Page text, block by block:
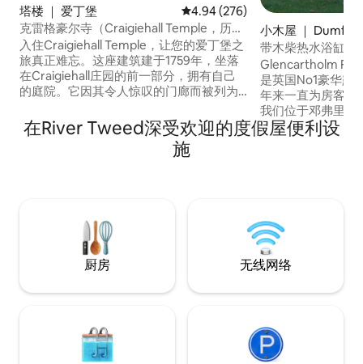
塔楼 ｜ 爱丁堡 平均评分 4.94 分（满分 5 分），
4.94 (276)
克雷格豪尔寺（Craigiehall Temple，历史
建筑，建于1759年）
入住Craigiehall Temple，让您的爱丁堡之
旅真正难忘。这座建筑建于1759年，坐落
在Craigiehall庄园的前一部分，拥有自己
的庭院。它因其令人惊叹的门廊而被列为A
的纹章。墙上的牌匾上写着荷拉斯的一句
话：「Dum Iicet in rebus jucundis vive
beatus」，意思是「在愉快的事物中尽情
小木屋 ｜
oway
带木柴热水浴缸的
Glencartholm
是英国No1豪华露
年来一直为房客提
我们位于邓弗里
和加洛韦（
还经营着羊驼农场
在River Tweed深受欢迎的度假屋便利设
施
厨房 无线网络